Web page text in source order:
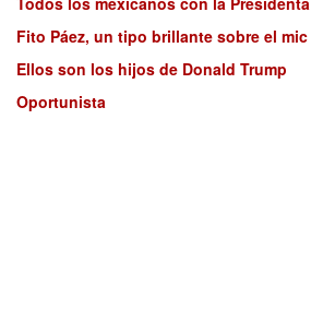
Fito Páez, un tipo brillante sobre el mic
Ellos son los hijos de Donald Trump
Oportunista